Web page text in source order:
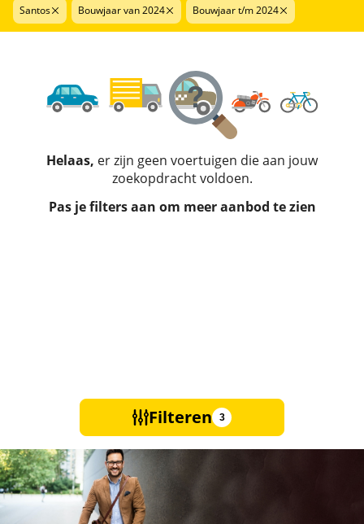
Santos Bouwjaar van 2024 Bouwjaar t/m 2024
Helaas, er zijn geen voertuigen die aan jouw
zoekopdracht voldoen.
Pas je filters aan om meer aanbod te zien
Filteren 3